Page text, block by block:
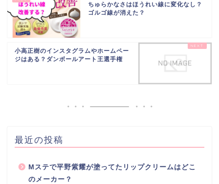
ちゅらかなさはほうれい線に変化なし？
ゴルゴ線が消えた？
小高正樹のインスタグラムやホームペー
ジはある？ダンボールアート王選手権
最近の投稿
Mステで平野紫耀が塗ってたリップクリームはどこ
のメーカー？